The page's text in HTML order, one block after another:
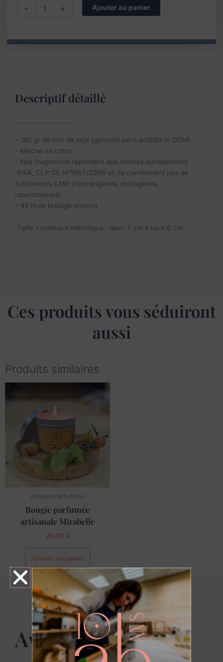
-
artisanale
+ Ajouter au panier
Descriptif détaillé
– 180 gr de cire de soja (garantie sans additifs ni OGM)
– Mèche en coton
– Nos fragrances répondent aux normes européennes
:IFRA, CLP CE N°1907/2006 et ne contiennent pas de
substances CMR (cancérigènes, mutagènes,
reportoxiques).
– 45 H de brûlage environ
-Taille contenant métallique : diam.7 cm x haut.6 cm
Ces produits vous séduiront
aussi
Produits similaires
Bougies Parfumées
Bougie parfumée
artisanale Mirabelle
20,00 €
Ajouter au panier
Avis client